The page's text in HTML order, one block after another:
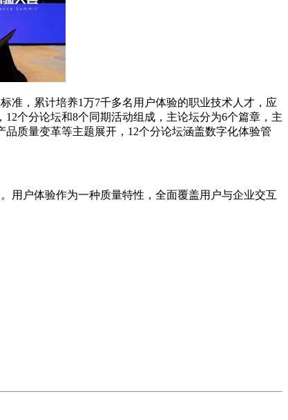
准，累计培养1万7千多名用户体验的职业技术人才，应
个分论坛和8个同期活动组成，主论坛分为6个篇章，主
质量变革等主题展开，12个分论坛涵盖数字化体验管
户体验作为一种质量特性，全面覆盖用户与企业交互